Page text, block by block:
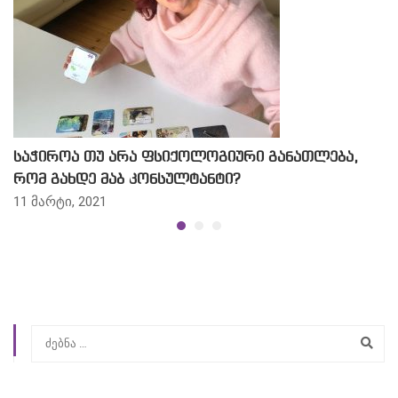
საჭიროა თუ არა ფსიქოლოგიური განათლება,
რომ გახდე მაბ კონსულტანტი?
11 მარტი, 2021